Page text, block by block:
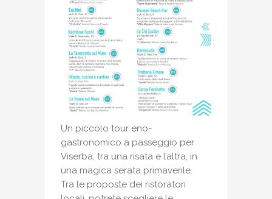
Un piccolo tour eno-
gastronomico a passeggio per
Viserba, tra una risata e l’altra, in
una magica serata primaverile.
Tra le proposte dei ristoratori